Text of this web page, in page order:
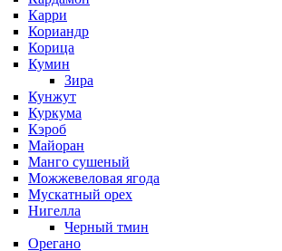
Карри
Кориандр
Корица
Кумин
Зира
Кунжут
Куркума
Кэроб
Майоран
Манго сушеный
Можжевеловая ягода
Мускатный орех
Нигелла
Черный тмин
Орегано